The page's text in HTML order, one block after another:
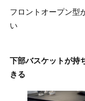
フロントオープン型
い
下部バスケットが持
きる